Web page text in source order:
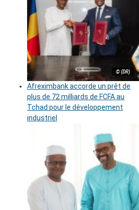
© (DR)
Afreximbank accorde un prêt de
plus de 72 milliards de FCFA au
Tchad pour le développement
industriel